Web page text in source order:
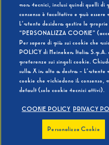
BEVI
non tecnici, inclusi quindi quelli di
consenso è facoltativo e può
l’utente desidera gestire le
“PERSONALIZZA COOKIE”
Per sapere di più sui cookie che
POLICY di Heineken Italia S.p.A.
preferenze sui singoli cookie.
sulla X in alto a destra - l’utente
cookie che richiedono il consenso,
default (solo cookie tecnici attivi).
COOKIE POLICY PRIVACY
Personalizza Cookie